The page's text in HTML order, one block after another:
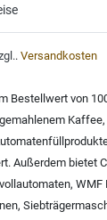
. Versandkosten
Bestellwert von
gemahlenem Kaffee,
Außerdem bietet
, WMF
,